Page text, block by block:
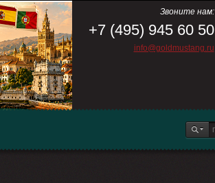
Звоните нам:
+7 (495) 945 60 50
info@goldmustang.ru